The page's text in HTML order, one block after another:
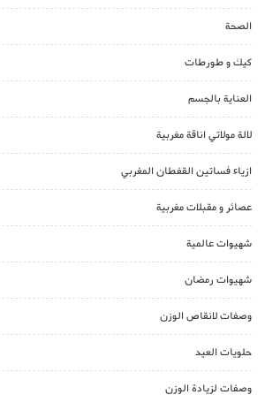
الصحة
كيك و طورطات
العناية بالجسم
لالة مولاتي اناقة مغربية
ازياء فساتين القفطان المغربي
عصائر و مقبلات مغربية
شهيوات عالمية
شهيوات رمضان
وصفات لانقاص الوزن
حلويات العيد
وصفات لزيادة الوزن